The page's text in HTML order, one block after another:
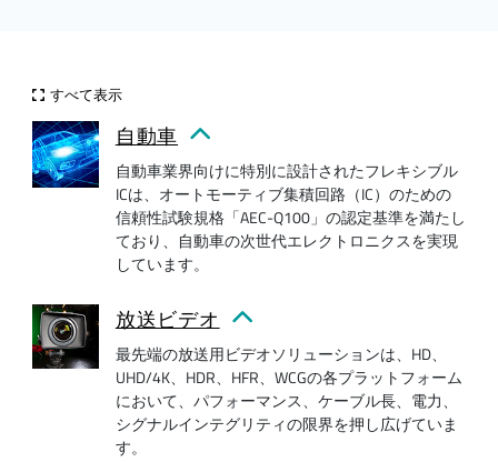
すべて表示
自動車
自動車業界向けに特別に設計されたフレキシブル
ICは、オートモーティブ集積回路（IC）のための
信頼性試験規格「AEC-Q100」の認定基準を満たし
ており、自動車の次世代エレクトロニクスを実現
しています。
放送ビデオ
最先端の放送用ビデオソリューションは、HD、
UHD/4K、HDR、HFR、WCGの各プラットフォーム
において、パフォーマンス、ケーブル長、電力、
シグナルインテグリティの限界を押し広げていま
す。